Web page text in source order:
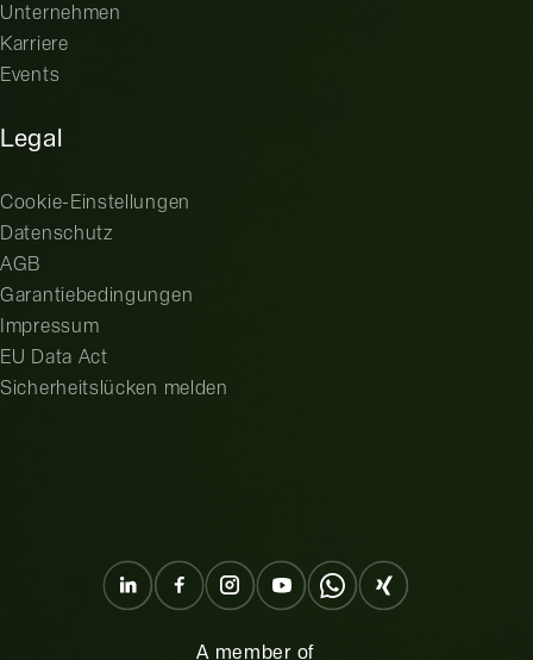
Unternehmen
Karriere
Events
Legal
Cookie-Einstellungen
Datenschutz
AGB
Garantiebedingungen
Impressum
EU Data Act
Sicherheitslücken melden
A member of